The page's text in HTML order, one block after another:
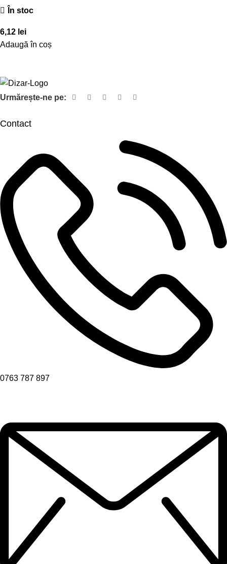
În stoc
6,12 lei
Adaugă în coș
Urmărește-ne pe:
Contact
0763 787 897